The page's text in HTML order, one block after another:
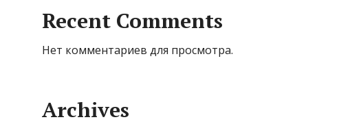
Recent Comments
Нет комментариев для просмотра.
Archives